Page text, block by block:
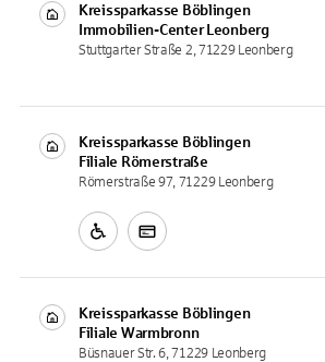
Kreissparkasse Böblingen
Immobilien-Center
Leonberg
Stuttgarter Straße 2, 71229 Leonberg
Kreissparkasse Böblingen
Filiale Römerstraße
Römerstraße 97, 71229 Leonberg
Kreissparkasse Böblingen
Filiale Warmbronn
Büsnauer Str. 6, 71229 Leonberg